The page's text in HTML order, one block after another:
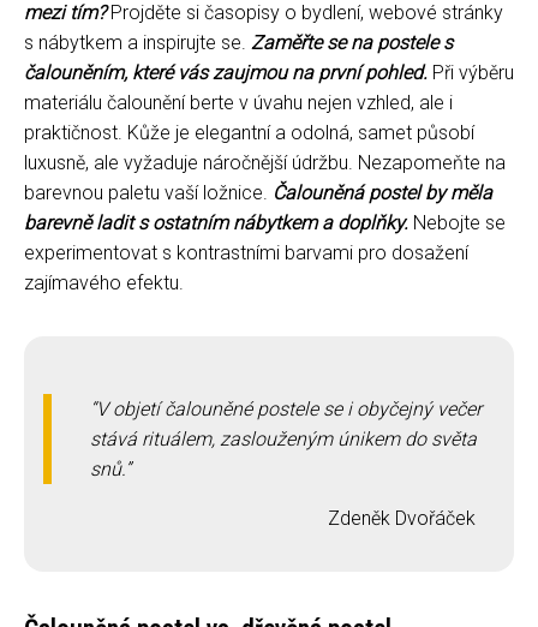
mezi tím?Projděte si časopisy o bydlení, webové stránky
s nábytkem a inspirujte se. Zaměřte se na postele s
čalouněním, které vás zaujmou na první pohled. Při výběru
materiálu čalounění berte v úvahu nejen vzhled, ale i
praktičnost. Kůže je elegantní a odolná, samet působí
luxusně, ale vyžaduje náročnější údržbu. Nezapomeňte na
barevnou paletu vaší ložnice. Čalouněná postel by měla
barevně ladit s ostatním nábytkem a doplňky. Nebojte se
experimentovat s kontrastními barvami pro dosažení
zajímavého efektu.
V objetí čalouněné postele se i obyčejný večer
stává rituálem, zaslouženým únikem do světa
snů.
Zdeněk Dvořáček